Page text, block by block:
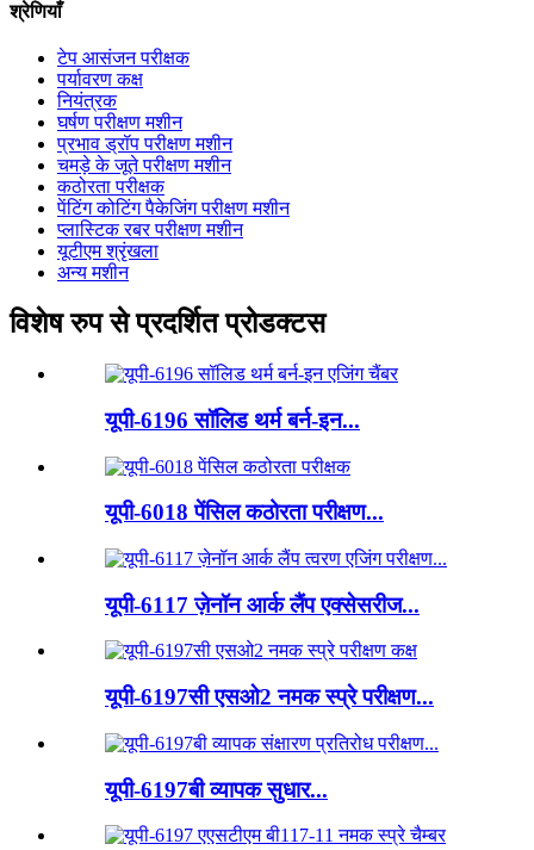
श्रेणियाँ
टेप आसंजन परीक्षक
पर्यावरण कक्ष
नियंत्रक
घर्षण परीक्षण मशीन
प्रभाव ड्रॉप परीक्षण मशीन
चमड़े के जूते परीक्षण मशीन
कठोरता परीक्षक
पेंटिंग कोटिंग पैकेजिंग परीक्षण मशीन
प्लास्टिक रबर परीक्षण मशीन
यूटीएम श्रृंखला
अन्य मशीन
विशेष रुप से प्रदर्शित प्रोडक्टस
यूपी-6196 सॉलिड थर्म बर्न-इन...
यूपी-6018 पेंसिल कठोरता परीक्षण...
यूपी-6117 ज़ेनॉन आर्क लैंप एक्सेसरीज...
यूपी-6197सी एसओ2 नमक स्प्रे परीक्षण...
यूपी-6197बी व्यापक सुधार...